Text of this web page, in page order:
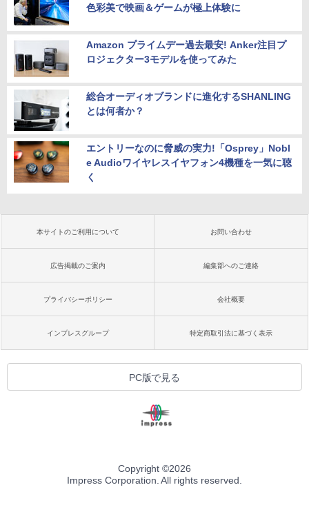
色彩美で映画＆ゲームが極上体験に
Amazon プライムデー過去最安! Anker注目プ
ロジェクター3モデルを使ってみた
総合オーディオブランドに進化するSHANLING
とは何者か？
エントリーなのに脅威の実力!「Osprey」Nobl
e Audioワイヤレスイヤフォン4機種を一気に聴
く
本サイトのご利用について お問い合わせ
広告掲載のご案内 編集部へのご連絡
プライバシーポリシー 会社概要
インプレスグループ 特定商取引法に基づく表示
PC版で見る
Copyright ©2026
Impress Corporation. All rights reserved.